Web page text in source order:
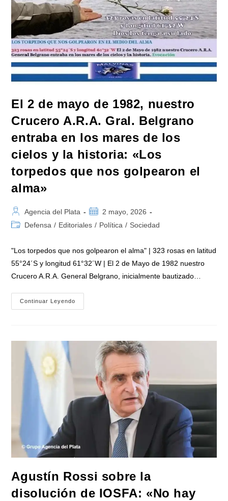
El 2 de mayo de 1982, nuestro
Crucero A.R.A. Gral. Belgrano
entraba en los mares de los
cielos y la historia: «Los
torpedos que nos golpearon el
alma»
Autor
de
Agencia del Plata
Publicación
de
2 mayo, 2026
Categoría
entrada:
Defensa / Editoriales / Política / Sociedad
"Los torpedos que nos golpearon el alma" | 323 rosas en latitud
55°24´S y longitud 61°32´W | El 2 de Mayo de 1982 nuestro
Crucero A.R.A. General Belgrano, inicialmente bautizado…
Continuar Leyendo
2
Nuestro
Crucero
A.R.A.
Belgrano
Entraba
Mares
Historia:
«Los
Torpedos
Nos
Golpearon
Alma»
Agustín Rossi sobre la
disolución de IOSFA: «No hay